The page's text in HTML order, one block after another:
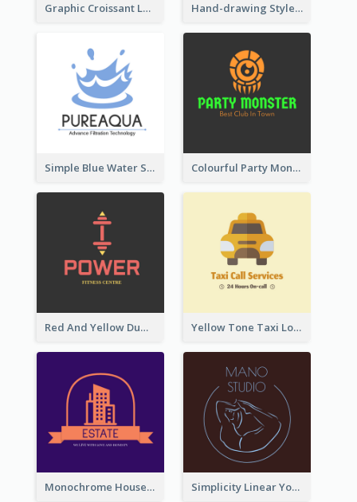
Graphic Croissant Logo For Bakery Hand-drawing Style Fruit Logo
Simple Blue Water Splash Logo Colourful Party Monster Logo For Club
Red And Yellow Dumbbell Logo For Fitness Certre Yellow Tone Taxi Logo For Calling Services
Monochrome House Estate Logo Simplicity Linear Yoga Logo In Monochrome